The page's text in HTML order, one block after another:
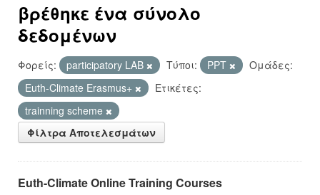
βρέθηκε ένα σύνολο
δεδομένων
Φορείς: participatory LAB Τύποι: PPT
Ομάδες:
Euth-Climate Erasmus+
Ετικέτες:
trainning scheme
Φίλτρα Αποτελεσμάτων
Euth-Climate Online Training Courses